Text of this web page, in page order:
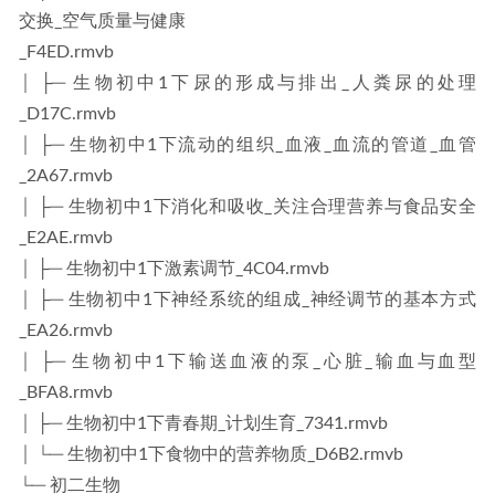
交换_空气质量与健康
_F4ED.rmvb
│ ├─ 生物初中1下尿的形成与排出_人粪尿的处理
_D17C.rmvb
│ ├─ 生物初中1下流动的组织_血液_血流的管道_血管
_2A67.rmvb
│ ├─ 生物初中1下消化和吸收_关注合理营养与食品安全
_E2AE.rmvb
│ ├─ 生物初中1下激素调节_4C04.rmvb
│ ├─ 生物初中1下神经系统的组成_神经调节的基本方式
_EA26.rmvb
│ ├─ 生物初中1下输送血液的泵_心脏_输血与血型
_BFA8.rmvb
│ ├─ 生物初中1下青春期_计划生育_7341.rmvb
│ └─ 生物初中1下食物中的营养物质_D6B2.rmvb
└─ 初二生物